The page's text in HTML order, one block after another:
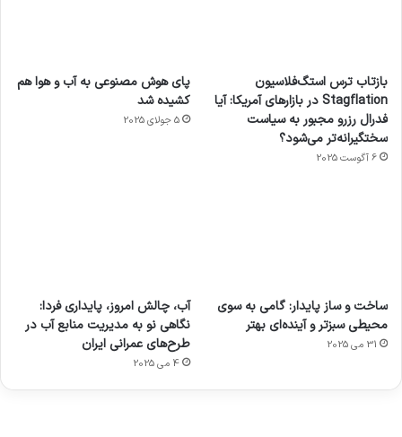
بازتاب ترس استگ‌فلاسیون
Stagflation در بازارهای آمریکا: آیا
فدرال رزرو مجبور به سیاست
سختگیرانه‌تر می‌شود؟
6 آگوست 2025
پای هوش مصنوعی به آب و هوا هم
کشیده شد
5 جولای 2025
ساخت و ساز پایدار: گامی به سوی
محیطی سبزتر و آینده‌ای بهتر
31 می 2025
آب، چالش امروز، پایداری فردا:
نگاهی نو به مدیریت منابع آب در
طرح‌های عمرانی ایران
4 می 2025
برای
کشف
توسط
ژاکت
مجازی
…
توسط
ساعت
هوشمند
با طعم
توسط
ژاکت
در
های
2023
توسط